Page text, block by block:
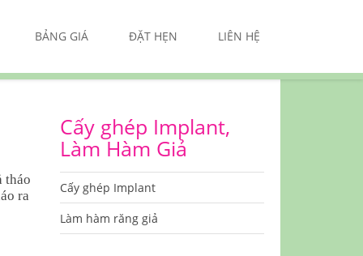
BẢNG GIÁ ĐẶT HẸN LIÊN HỆ
tháo
ra
Cấy ghép Implant,
Làm Hàm Giả
Cấy ghép Implant
Làm hàm răng giả